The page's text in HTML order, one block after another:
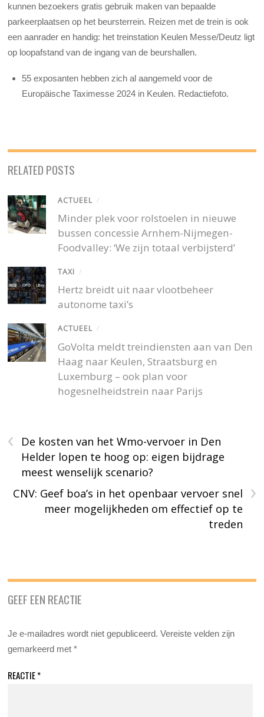
kunnen bezoekers gratis gebruik maken van bepaalde
parkeerplaatsen op het beursterrein. Reizen met de trein is ook
een aanrader en handig: het treinstation Keulen Messe/Deutz ligt
op loopafstand van de ingang van de beurshallen.
55 exposanten hebben zich al aangemeld voor de
Europäische Taximesse 2024 in Keulen. Redactiefoto.
RELATED POSTS
ACTUEEL /
Minder plek voor rolstoelen in nieuwe
bussen concessie Arnhem-Nijmegen-
Foodvalley: ‘We zijn totaal verbijsterd’
TAXI /
Hertz breidt uit naar vlootbeheer
autonome taxi’s
ACTUEEL /
GoVolta meldt treindiensten aan van Den
Haag naar Keulen, Straatsburg en
Luxemburg – ook plan voor
hogesnelheidstrein naar Parijs
‹
De kosten van het Wmo-vervoer in Den
Helder lopen te hoog op: eigen bijdrage
meest wenselijk scenario?
›
CNV: Geef boa’s in het openbaar vervoer snel
meer mogelijkheden om effectief op te
treden
GEEF EEN REACTIE
Je e-mailadres wordt niet gepubliceerd. Vereiste velden zijn
gemarkeerd met*
REACTIE*